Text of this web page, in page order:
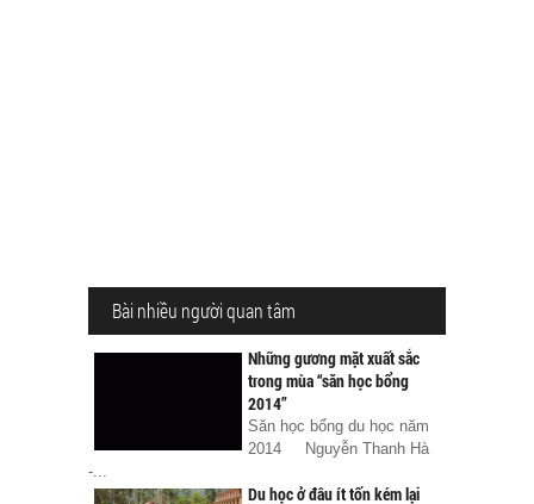
Bài nhiều người quan tâm
Những gương mặt xuất sắc
trong mùa “săn học bổng
2014”
Săn học bổng du học năm
2014 Nguyễn Thanh Hà
-...
Du học ở đâu ít tốn kém lại